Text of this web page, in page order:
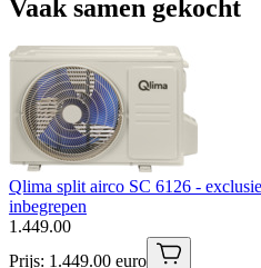
Vaak samen gekocht
Qlima split airco SC 6126 -
inbegrepen
1 .449.00
Prijs: 1.449.00 euro